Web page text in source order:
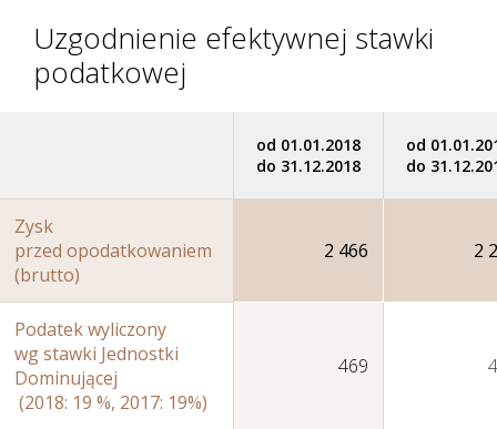
Nasza Strategia
Uzgodnienie efektywnej stawki
podatkowej
od 01.01.2018
do 31.12.2018
od
do
Zysk
przed opodatkowaniem
(brutto)
2 466 2
Podatek wyliczony
wg stawki Jednostki
Dominującej
(2018: 19 %, 2017: 19%)
469